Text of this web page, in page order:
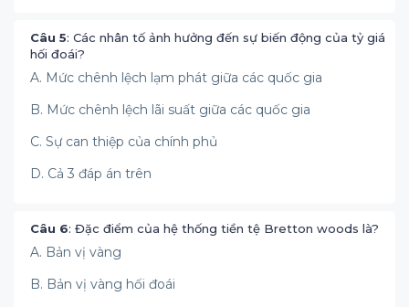
Câu 5: Các nhân tố ảnh hưởng đến sự biến động của tỷ giá
hối đoái?
A. Mức chênh lệch lạm phát giữa các quốc gia
B. Mức chênh lệch lãi suất giữa các quốc gia
C. Sự can thiệp của chính phủ
D. Cả 3 đáp án trên
Câu 6: Đặc điểm của hệ thống tiền tệ Bretton woods là?
A. Bản vị vàng
B. Bản vị vàng hối đoái